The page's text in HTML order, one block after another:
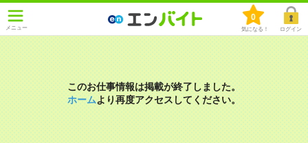
メニュー
0
気になる！ ログイン
このお仕事情報は掲載が終了しました。
ホームより再度アクセスしてください。